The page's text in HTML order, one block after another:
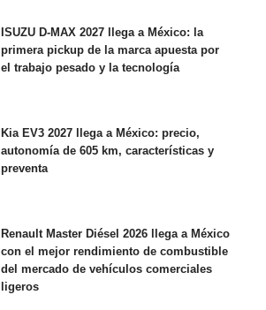
ISUZU D-MAX 2027 llega a México: la
primera pickup de la marca apuesta por
el trabajo pesado y la tecnología
Kia EV3 2027 llega a México: precio,
autonomía de 605 km, características y
preventa
Renault Master Diésel 2026 llega a México
con el mejor rendimiento de combustible
del mercado de vehículos comerciales
ligeros